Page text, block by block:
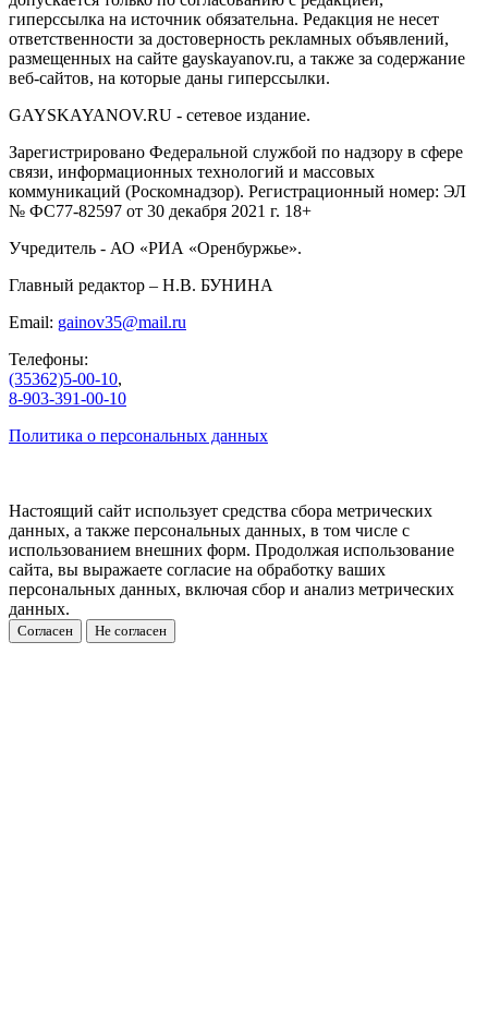
гиперссылка на источник обязательна. Редакция не несет
ответственности за достоверность рекламных объявлений,
размещенных на сайте gayskayanov.ru, а также за содержание
веб-сайтов, на которые даны гиперссылки.
GAYSKAYANOV.RU - сетевое издание.
Зарегистрировано Федеральной службой по надзору в сфере
связи, информационных технологий и массовых
коммуникаций (Роскомнадзор). Регистрационный номер: ЭЛ
№ ФС77-82597 от 30 декабря 2021 г. 18+
Учредитель - АО «РИА «Оренбуржье».
Главный редактор – Н.В. БУНИНА
Email: gainov35@mail.ru
Телефоны:
(35362)5-00-10,
8-903-391-00-10
Политика о персональных данных
Настоящий сайт использует средства сбора метрических
данных, а также персональных данных, в том числе с
использованием внешних форм. Продолжая использование
сайта, вы выражаете согласие на обработку ваших
персональных данных, включая сбор и анализ метрических
данных.
Согласен Не согласен